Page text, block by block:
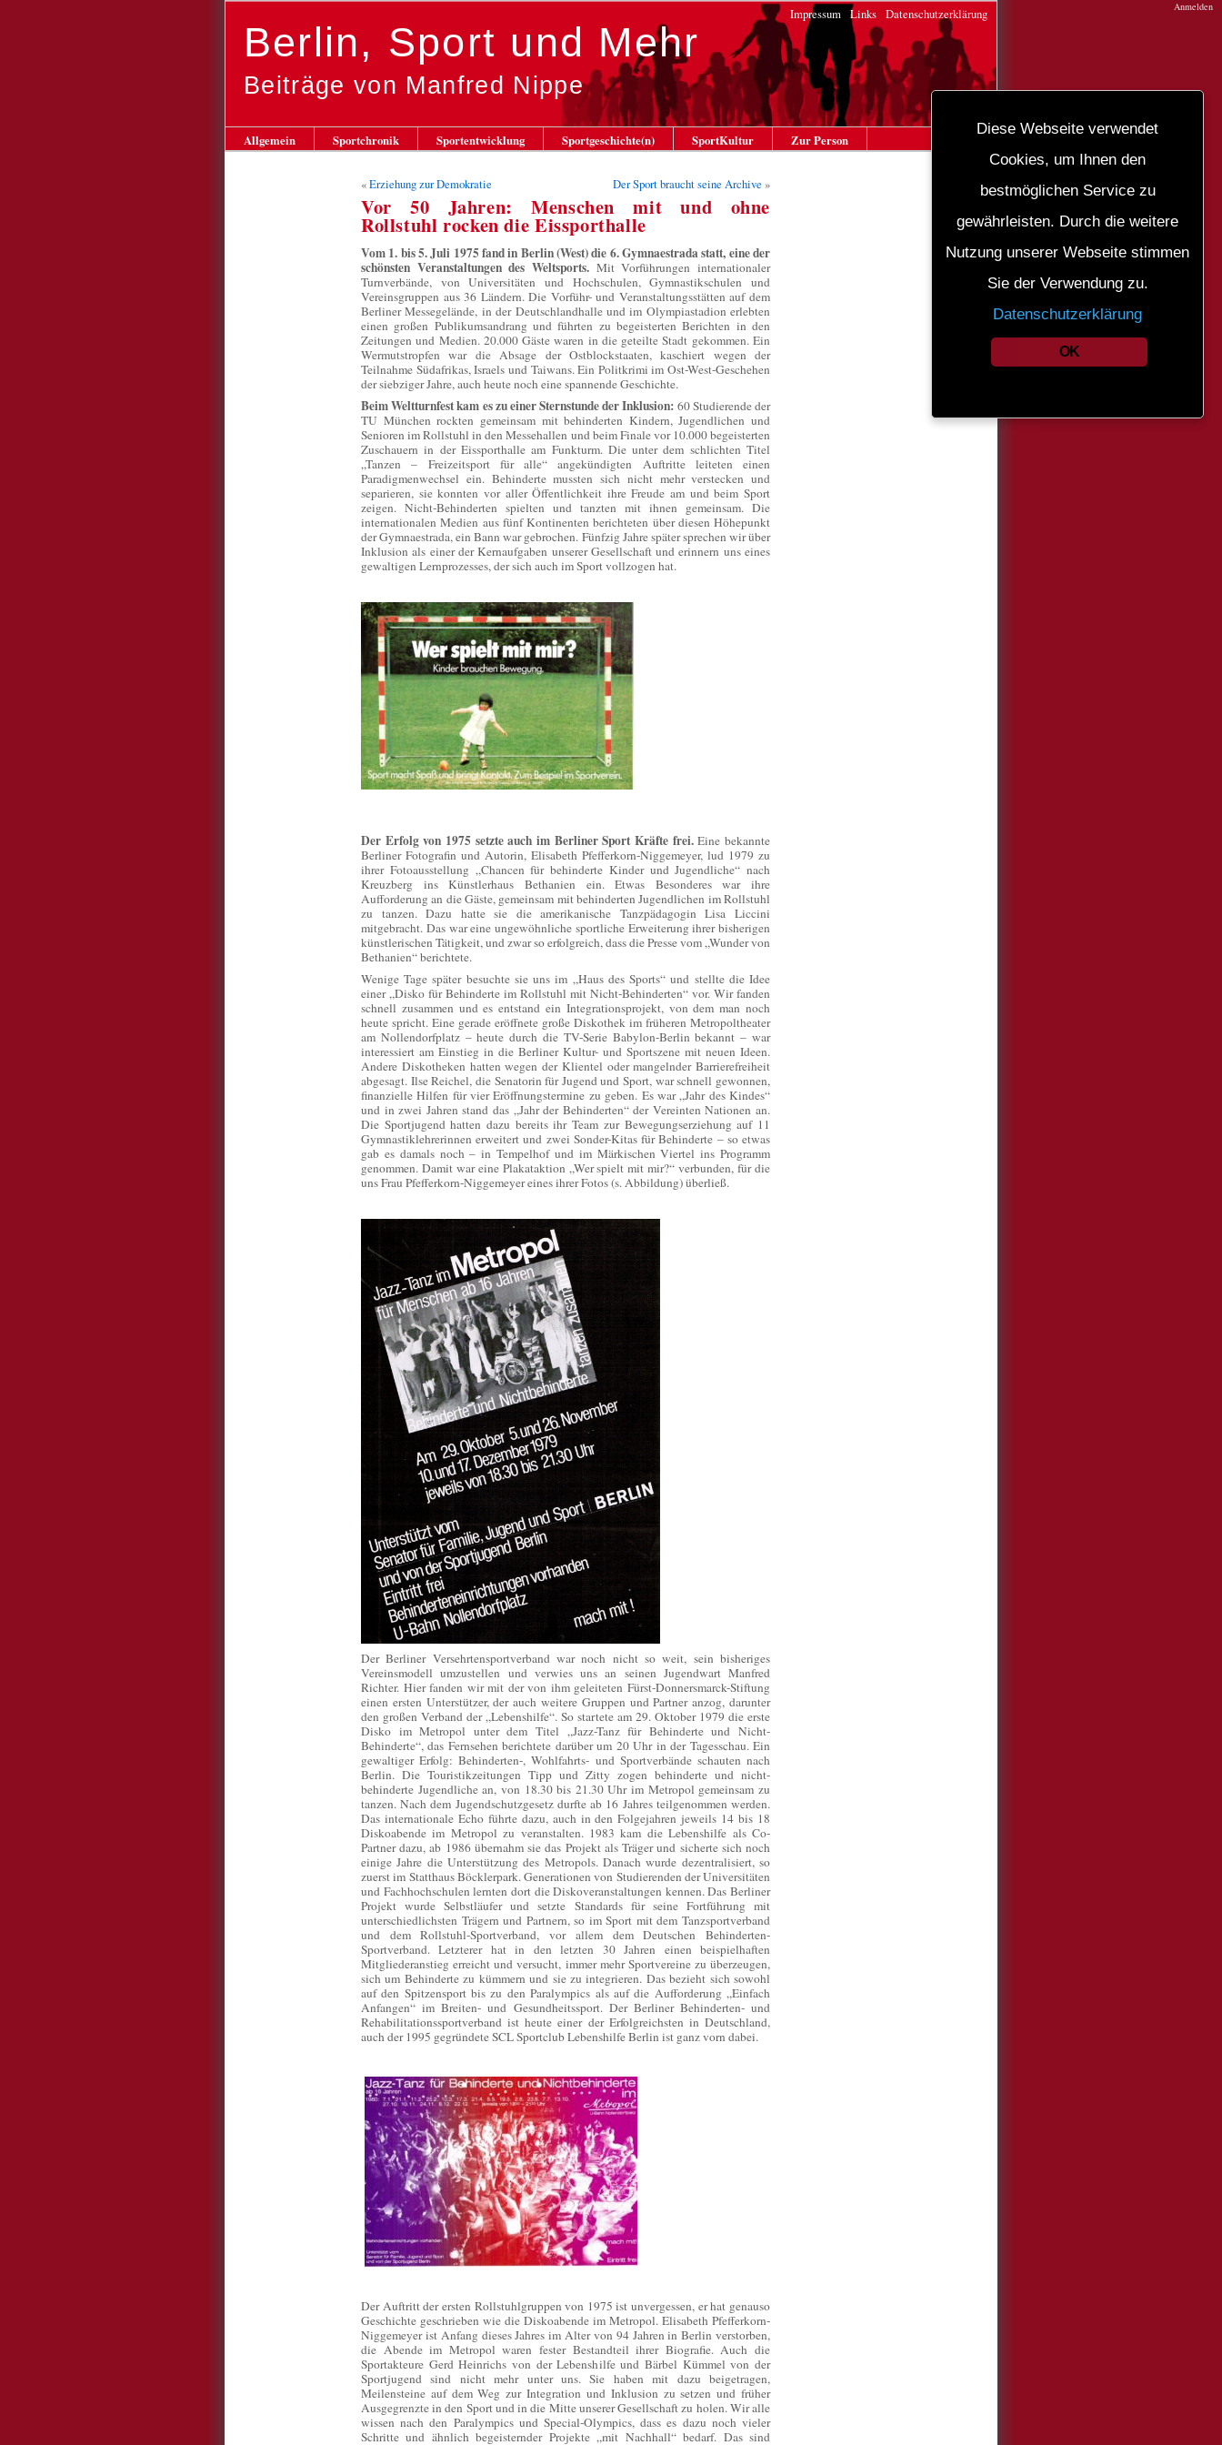
Anmelden
Impressum Links Datenschutzerklärung
Berlin, Sport und Mehr
Beiträge von Manfred Nippe
Allgemein Sportchronik Sportentwicklung Sportgeschichte(n) SportKultur Zur Person
«Erziehung zur Demokratie Der Sport braucht seine Archive »
Vor 50 Jahren: Menschen mit und ohne
Rollstuhl rocken die Eissporthalle
Vom 1. bis 5. Juli 1975 fand in Berlin (West) die 6. Gymnaestrada statt, eine der
schönsten Veranstaltungen des Weltsports. Mit Vorführungen internationaler
Turnverbände, von Universitäten und Hochschulen, Gymnastikschulen und
Vereinsgruppen aus 36 Ländern. Die Vorführ- und Veranstaltungsstätten auf dem
Berliner Messegelände, in der Deutschlandhalle und im Olympiastadion erlebten
einen großen Publikumsandrang und führten zu begeisterten Berichten in den
Zeitungen und Medien. 20.000 Gäste waren in die geteilte Stadt gekommen. Ein
Wermutstropfen war die Absage der Ostblockstaaten, kaschiert wegen der
Teilnahme Südafrikas, Israels und Taiwans. Ein Politkrimi im Ost-West-Geschehen
der siebziger Jahre, auch heute noch eine spannende Geschichte.
Beim Weltturnfest kam es zu einer Sternstunde der Inklusion: 60 Studierende der
TU München rockten gemeinsam mit behinderten Kindern, Jugendlichen und
Senioren im Rollstuhl in den Messehallen und beim Finale vor 10.000 begeisterten
Zuschauern in der Eissporthalle am Funkturm. Die unter dem schlichten Titel
„Tanzen – Freizeitsport für alle“ angekündigten Auftritte leiteten einen
Paradigmenwechsel ein. Behinderte mussten sich nicht mehr verstecken und
separieren, sie konnten vor aller Öffentlichkeit ihre Freude am und beim Sport
zeigen. Nicht-Behinderten spielten und tanzten mit ihnen gemeinsam. Die
internationalen Medien aus fünf Kontinenten berichteten über diesen Höhepunkt
der Gymnaestrada, ein Bann war gebrochen. Fünfzig Jahre später sprechen wir über
Inklusion als einer der Kernaufgaben unserer Gesellschaft und erinnern uns eines
gewaltigen Lernprozesses, der sich auch im Sport vollzogen hat.
Der Erfolg von 1975 setzte auch im Berliner Sport Kräfte frei.Eine bekannte
Berliner Fotografin und Autorin, Elisabeth Pfefferkorn-Niggemeyer, lud 1979 zu
ihrer Fotoausstellung „Chancen für behinderte Kinder und Jugendliche“ nach
Kreuzberg ins Künstlerhaus Bethanien ein. Etwas Besonderes war ihre
Aufforderung an die Gäste, gemeinsam mit behinderten Jugendlichen im Rollstuhl
zu tanzen. Dazu hatte sie die amerikanische Tanzpädagogin Lisa Liccini
mitgebracht. Das war eine ungewöhnliche sportliche Erweiterung ihrer bisherigen
künstlerischen Tätigkeit, und zwar so erfolgreich, dass die Presse vom „Wunder von
Bethanien“ berichtete.
Wenige Tage später besuchte sie uns im „Haus des Sports“ und stellte die Idee
einer „Disko für Behinderte im Rollstuhl mit Nicht-Behinderten“ vor. Wir fanden
schnell zusammen und es entstand ein Integrationsprojekt, von dem man noch
heute spricht. Eine gerade eröffnete große Diskothek im früheren Metropoltheater
am Nollendorfplatz – heute durch die TV-Serie Babylon-Berlin bekannt – war
interessiert am Einstieg in die Berliner Kultur- und Sportszene mit neuen Ideen.
Andere Diskotheken hatten wegen der Klientel oder mangelnder Barrierefreiheit
abgesagt. Ilse Reichel, die Senatorin für Jugend und Sport, war schnell gewonnen,
finanzielle Hilfen für vier Eröffnungstermine zu geben. Es war „Jahr des Kindes“
und in zwei Jahren stand das „Jahr der Behinderten“ der Vereinten Nationen an.
Die Sportjugend hatten dazu bereits ihr Team zur Bewegungserziehung auf 11
Gymnastiklehrerinnen erweitert und zwei Sonder-Kitas für Behinderte – so etwas
gab es damals noch – in Tempelhof und im Märkischen Viertel ins Programm
genommen. Damit war eine Plakataktion „Wer spielt mit mir?“ verbunden, für die
uns Frau Pfefferkorn-Niggemeyer eines ihrer Fotos (s. Abbildung) überließ.
Der Berliner Versehrtensportverband war noch nicht so weit, sein bisheriges
Vereinsmodell umzustellen und verwies uns an seinen Jugendwart Manfred
Richter. Hier fanden wir mit der von ihm geleiteten Fürst-Donnersmarck-Stiftung
einen ersten Unterstützer, der auch weitere Gruppen und Partner anzog, darunter
den großen Verband der „Lebenshilfe“. So startete am 29. Oktober 1979 die erste
Disko im Metropol unter dem Titel „Jazz-Tanz für Behinderte und Nicht-
Behinderte“, das Fernsehen berichtete darüber um 20 Uhr in der Tagesschau. Ein
gewaltiger Erfolg: Behinderten-, Wohlfahrts- und Sportverbände schauten nach
Berlin. Die Touristikzeitungen Tipp und Zitty zogen behinderte und nicht-
behinderte Jugendliche an, von 18.30 bis 21.30 Uhr im Metropol gemeinsam zu
tanzen. Nach dem Jugendschutzgesetz durfte ab 16 Jahres teilgenommen werden.
Das internationale Echo führte dazu, auch in den Folgejahren jeweils 14 bis 18
Diskoabende im Metropol zu veranstalten. 1983 kam die Lebenshilfe als Co-
Partner dazu, ab 1986 übernahm sie das Projekt als Träger und sicherte sich noch
einige Jahre die Unterstützung des Metropols. Danach wurde dezentralisiert, so
zuerst im Statthaus Böcklerpark. Generationen von Studierenden der Universitäten
und Fachhochschulen lernten dort die Diskoveranstaltungen kennen. Das Berliner
Projekt wurde Selbstläufer und setzte Standards für seine Fortführung mit
unterschiedlichsten Trägern und Partnern, so im Sport mit dem Tanzsportverband
und dem Rollstuhl-Sportverband, vor allem dem Deutschen Behinderten-
Sportverband. Letzterer hat in den letzten 30 Jahren einen beispielhaften
Mitgliederanstieg erreicht und versucht, immer mehr Sportvereine zu überzeugen,
sich um Behinderte zu kümmern und sie zu integrieren. Das bezieht sich sowohl
auf den Spitzensport bis zu den Paralympics als auf die Aufforderung „Einfach
Anfangen“ im Breiten- und Gesundheitssport. Der Berliner Behinderten- und
Rehabilitationssportverband ist heute einer der Erfolgreichsten in Deutschland,
auch der 1995 gegründete SCL Sportclub Lebenshilfe Berlin ist ganz vorn dabei.
Der Auftritt der ersten Rollstuhlgruppen von 1975 ist unvergessen, er hat genauso
Geschichte geschrieben wie die Diskoabende im Metropol. Elisabeth Pfefferkorn-
Niggemeyer ist Anfang dieses Jahres im Alter von 94 Jahren in Berlin verstorben,
die Abende im Metropol waren fester Bestandteil ihrer Biografie. Auch die
Sportakteure Gerd Heinrichs von der Lebenshilfe und Bärbel Kümmel von der
Sportjugend sind nicht mehr unter uns. Sie haben mit dazu beigetragen,
Meilensteine auf dem Weg zur Integration und Inklusion zu setzen und früher
Ausgegrenzte in den Sport und in die Mitte unserer Gesellschaft zu holen. Wir alle
wissen nach den Paralympics und Special-Olympics, dass es dazu noch vieler
Schritte und ähnlich begeisternder Projekte „mit Nachhall“ bedarf. Das sind
Diese Webseite verwendet
Cookies, um Ihnen den
bestmöglichen Service zu
gewährleisten. Durch die weitere
Nutzung unserer Webseite stimmen
Sie der Verwendung zu.
Datenschutzerklärung
OK